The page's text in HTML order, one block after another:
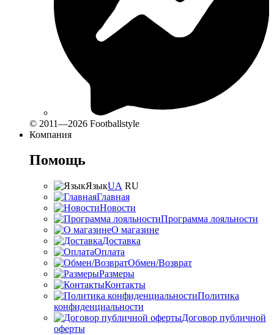
© 2011—2026 Footballstyle
Компания
Помощь
ЯзыкUA RU
Главная
Новости
Программа лояльности
О магазине
Доставка
Оплата
Обмен/Возврат
Размеры
Контакты
Политика
конфиденциальности
Договор публичной
оферты